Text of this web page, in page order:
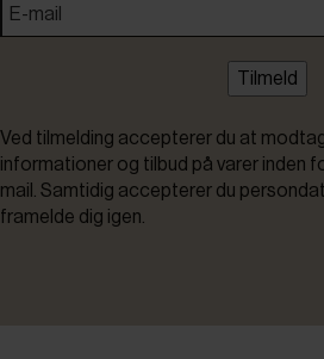
Tilmeld
Ved tilmelding accepterer du at
informationer og tilbud på varer inden
mail. Samtidig accepterer du
framelde dig igen.